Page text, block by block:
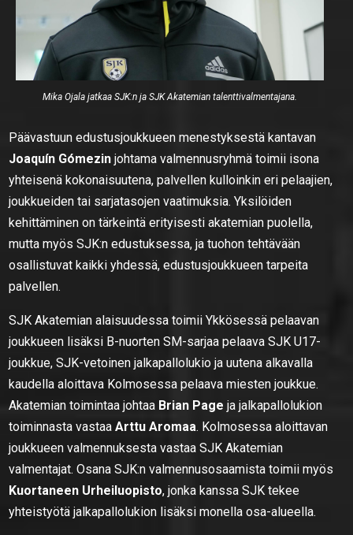
Mika Ojala jatkaa SJK:n ja SJK Akatemian talenttivalmentajana.
Päävastuun edustusjoukkueen menestyksestä kantavan
Joaquín Gómezin johtama valmennusryhmä toimii isona
yhteisenä kokonaisuutena, palvellen kulloinkin eri pelaajien,
joukkueiden tai sarjatasojen vaatimuksia. Yksilöiden
kehittäminen on tärkeintä erityisesti akatemian puolella,
mutta myös SJK:n edustuksessa, ja tuohon tehtävään
osallistuvat kaikki yhdessä, edustusjoukkueen tarpeita
palvellen.
SJK Akatemian alaisuudessa toimii Ykkösessä pelaavan
joukkueen lisäksi B-nuorten SM-sarjaa pelaava SJK U17-
joukkue, SJK-vetoinen jalkapallolukio ja uutena alkavalla
kaudella aloittava Kolmosessa pelaava miesten joukkue.
Akatemian toimintaa johtaa Brian Page ja jalkapallolukion
toiminnasta vastaaArttu Aromaa. Kolmosessa aloittavan
joukkueen valmennuksesta vastaa SJK Akatemian
valmentajat. Osana SJK:n valmennusosaamista toimii myös
Kuortaneen Urheiluopisto, jonka kanssa SJK tekee
yhteistyötä jalkapallolukion lisäksi monella osa-alueella.